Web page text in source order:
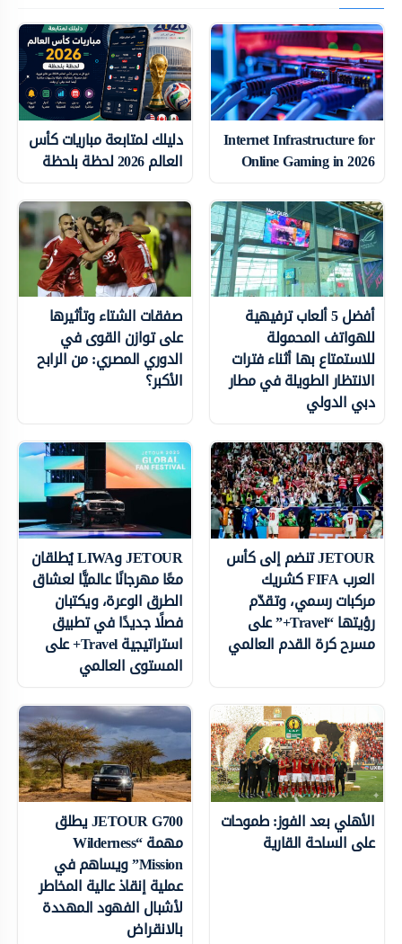
Internet Infrastructure for
Online Gaming in 2026
دليلك لمتابعة مباريات كأس
العالم 2026 لحظة بلحظة
أفضل 5 ألعاب ترفيهية
للهواتف المحمولة
للاستمتاع بها أثناء فترات
الانتظار الطويلة في مطار
دبي الدولي
صفقات الشتاء وتأثيرها
على توازن القوى في
الدوري المصري: من الرابح
الأكبر؟
JETOUR تنضم إلى كأس
العرب FIFA كشريك
مركبات رسمي، وتقدّم
رؤيتها “Travel+” على
مسرح كرة القدم العالمي
JETOUR وLIWA يُطلقان
معًا مهرجانًا عالميًّا لعشاق
الطرق الوعرة، ويكتبان
فصلًا جديدًا في تطبيق
استراتيجية Travel+ على
المستوى العالمي
الأهلي بعد الفوز: طموحات
على الساحة القارية
JETOUR G700 يطلق
مهمة “Wilderness
Mission” ويساهم في
عملية إنقاذ عالية المخاطر
لأشبال الفهود المهددة
بالانقراض